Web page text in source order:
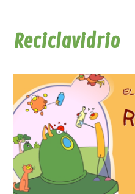
Reciclavidrio